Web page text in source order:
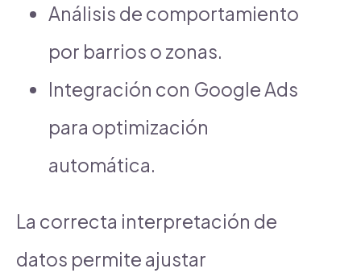
Análisis de comportamiento
por barrios o zonas.
Integración con Google Ads
para optimización
automática.
La correcta interpretación de
datos permite ajustar